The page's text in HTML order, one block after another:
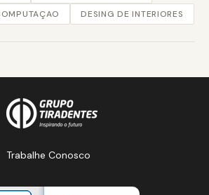
DESING DE INTERIORES
Trabalhe Conosco